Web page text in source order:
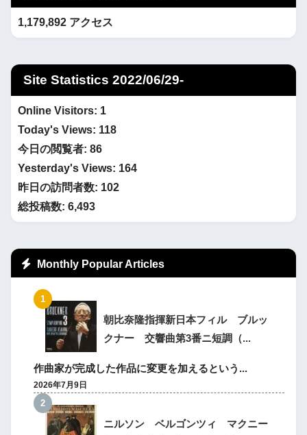
1,179,892 アクセス
Site Statistics 2022/06/29-
Online Visitors: 1
Today's Views: 118
今日の閲覧者: 86
Yesterday's Views: 164
昨日の訪問者数: 102
総投稿数: 6,493
Monthly Popular Articles
朝比奈隆指揮新日本フィル ブルッ
クナー 交響曲第3番ニ短調（...
作曲家が完成した作品に変更を加えるという...
2026年7月9日
ニルソン ベルゴンツィ マクニー